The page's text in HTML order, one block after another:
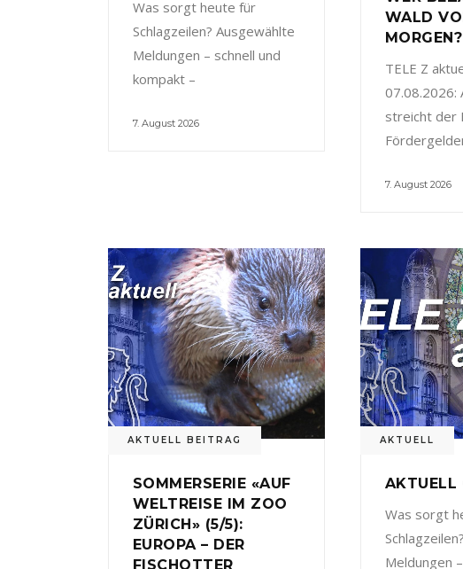
Was sorgt heute für
Schlagzeilen? Ausgewählte
Meldungen – schnell und
kompakt –
7. August 2026
WALD
MORGEN?
TELE Z
07.08.2026:
streicht der
7. August 2026
AKTUELL BEITRAG
SOMMERSERIE «AUF
WELTREISE IM ZOO
ZÜRICH» (5/5):
EUROPA – DER
FISCHOTTER
AKTUELL
Was sorgt
Meldungen